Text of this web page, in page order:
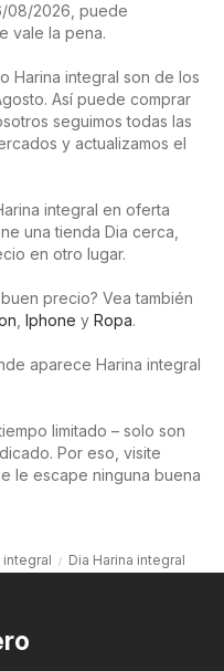
08/2026, puede
vale la pena.
Harina integral son de los
Así puede comprar
seguimos todas las
y actualizamos el
integral en oferta
una tienda Dia cerca,
en otro lugar.
precio? Vea también
Iphone y Ropa.
aparece Harina integral
limitado – solo son
Por eso, visite
le escape ninguna buena
integral Dia Harina integral